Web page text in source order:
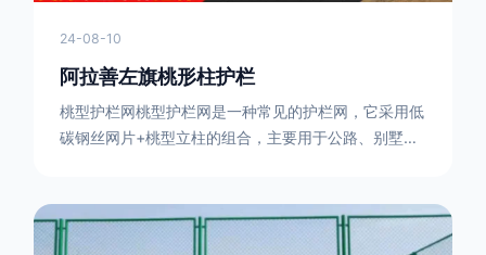
24-08-10
阿拉善左旗桃形柱护栏
桃型护栏网桃型护栏网是一种常见的护栏网，它采用低
碳钢丝网片+桃型立柱的组合，主要用于公路、别墅小
型，安装方便。桃型护栏网的安装方法如下：先固定
17631598285根色谱柱，然后将网格钩在此色谱柱